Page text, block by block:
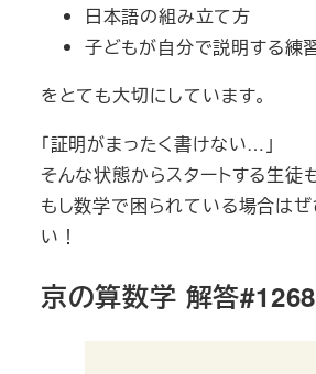
日本語の組み立て方
子どもが自分で説明する練
をとても大切にしています。
「証明がまったく書けない…」
そんな状態からスタートする生徒
もし数学で困られている場合は
い！
京の算数学 解答#1268